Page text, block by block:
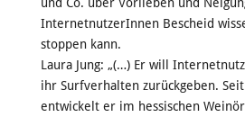
und Co. über Vorlieben und
InternetnutzerInnen Bescheid
stoppen kann.
Laura Jung: „(…) Er will
ihr Surfverhalten zurückgeben.
entwickelt er im hessischen